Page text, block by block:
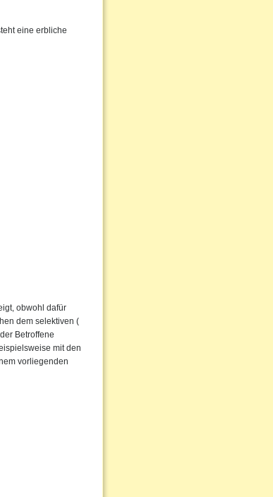
eine erbliche
obwohl dafür
dem selektiven (
Betroffene
mit den
vorliegenden